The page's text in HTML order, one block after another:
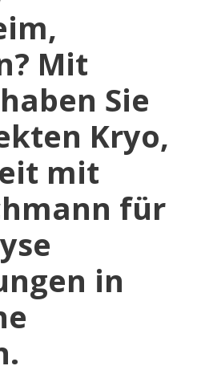
Mit
Sie
Kryo,
mit
für
in